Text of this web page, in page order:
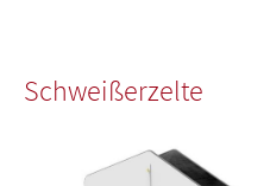
Schweißerzelte